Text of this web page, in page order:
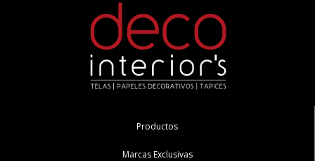
Productos
Marcas Exclusivas